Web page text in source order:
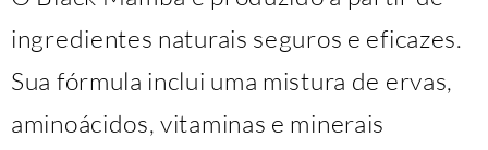
ingredientes naturais seguros e eficazes.
Sua fórmula inclui uma mistura de ervas,
aminoácidos, vitaminas e minerais